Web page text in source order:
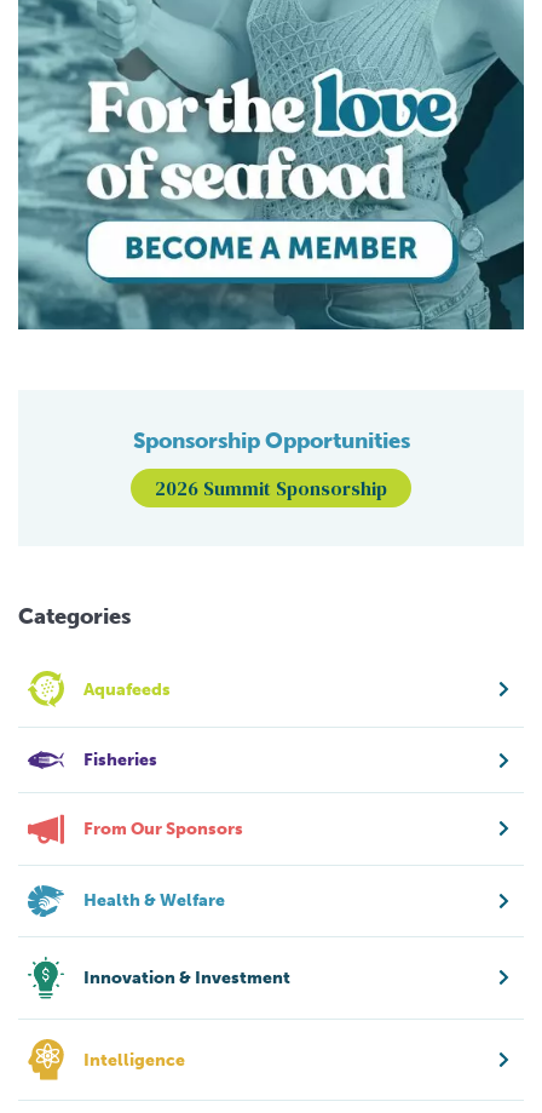
Sponsorship Opportunities
2026 Summit Sponsorship
Categories
Aquafeeds
Fisheries
From Our Sponsors
Health & Welfare
Innovation & Investment
Intelligence